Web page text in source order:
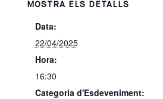
MOSTRA ELS DETALLS
Data:
22/04/2025
Hora:
16:30
Categoria d'Esdeveniment: